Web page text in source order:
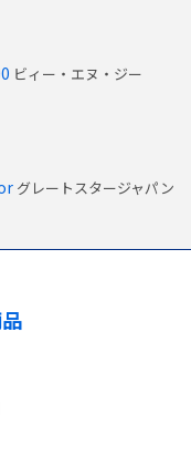
ビィー・エヌ・ジー
グレートスタージャパン